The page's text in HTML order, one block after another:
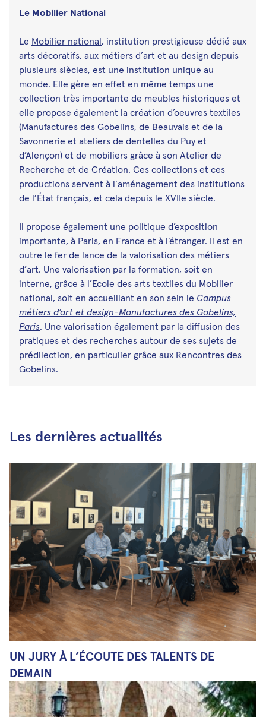
Le Mobilier National
Le Mobilier national, institution prestigieuse dédié aux
arts décoratifs, aux métiers d’art et au design depuis
plusieurs siècles, est une institution unique au
monde. Elle gère en effet en même temps une
collection très importante de meubles historiques et
elle propose également la création d’oeuvres textiles
(Manufactures des Gobelins, de Beauvais et de la
Savonnerie et ateliers de dentelles du Puy et
d’Alençon) et de mobiliers grâce à son Atelier de
Recherche et de Création. Ces collections et ces
productions servent à l’aménagement des institutions
de l’État français, et cela depuis le XVIIe siècle.
Il propose également une politique d’exposition
importante, à Paris, en France et à l’étranger. Il est en
outre le fer de lance de la valorisation des métiers
d’art. Une valorisation par la formation, soit en
interne, grâce à l’Ecole des arts textiles du Mobilier
national, soit en accueillant en son sein le Campus
métiers d’art et design-Manufactures des Gobelins,
Paris. Une valorisation également par la diffusion des
pratiques et des recherches autour de ses sujets de
prédilection, en particulier grâce aux Rencontres des
Gobelins.
Les dernières actualités
UN JURY À L’ÉCOUTE DES TALENTS DE
DEMAIN